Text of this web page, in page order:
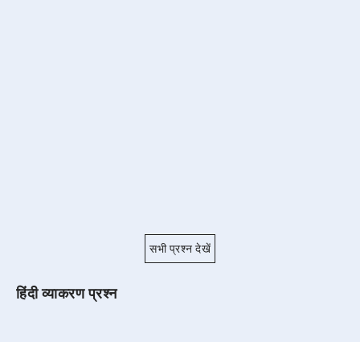
सभी प्रश्न देखें
हिंदी व्याकरण प्रश्न